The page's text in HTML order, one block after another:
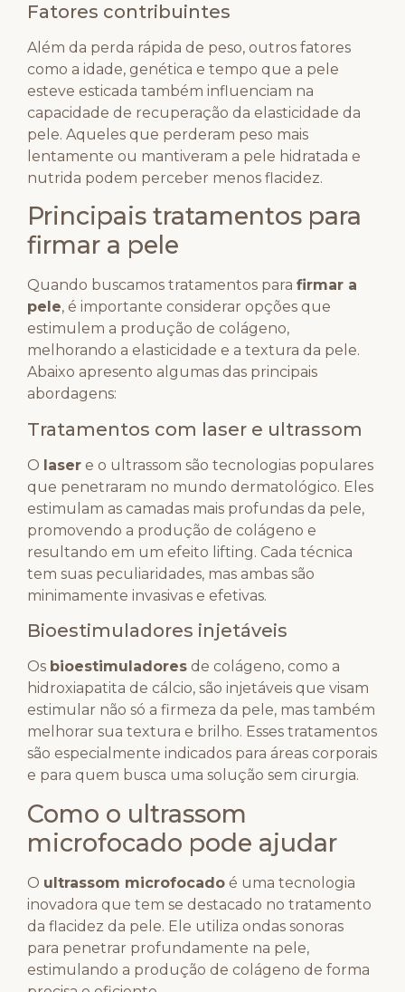
Fatores contribuintes
Além da perda rápida de peso, outros fatores
como a idade, genética e tempo que a pele
esteve esticada também influenciam na
capacidade de recuperação da elasticidade da
pele. Aqueles que perderam peso mais
lentamente ou mantiveram a pele hidratada e
nutrida podem perceber menos flacidez.
Principais tratamentos para
firmar a pele
Quando buscamos tratamentos para firmar a
pele, é importante considerar opções que
estimulem a produção de colágeno,
melhorando a elasticidade e a textura da pele.
Abaixo apresento algumas das principais
abordagens:
Tratamentos com laser e ultrassom
O laser e o ultrassom são tecnologias populares
que penetraram no mundo dermatológico. Eles
estimulam as camadas mais profundas da pele,
promovendo a produção de colágeno e
resultando em um efeito lifting. Cada técnica
tem suas peculiaridades, mas ambas são
minimamente invasivas e efetivas.
Bioestimuladores injetáveis
Os bioestimuladores de colágeno, como a
hidroxiapatita de cálcio, são injetáveis que visam
estimular não só a firmeza da pele, mas também
melhorar sua textura e brilho. Esses tratamentos
são especialmente indicados para áreas corporais
e para quem busca uma solução sem cirurgia.
Como o ultrassom
microfocado pode ajudar
O ultrassom microfocado é uma tecnologia
inovadora que tem se destacado no tratamento
da flacidez da pele. Ele utiliza ondas sonoras
para penetrar profundamente na pele,
estimulando a produção de colágeno de forma